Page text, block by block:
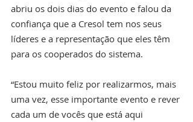
abriu os dois dias do evento e falou da
confiança que a Cresol tem nos seus
líderes e a representação que eles têm
para os cooperados do sistema.
“Estou muito feliz por realizarmos, mais
uma vez, esse importante evento e rever
cada um de vocês que está aqui